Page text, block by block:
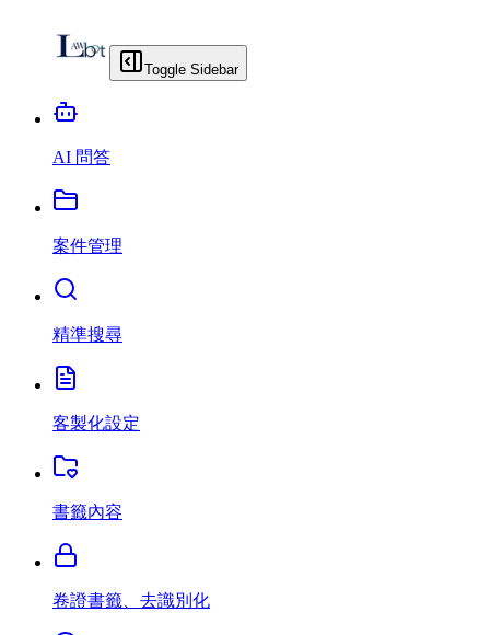
Toggle Sidebar
AI 問答
案件管理
精準搜尋
客製化設定
書籤內容
卷證書籤、去識別化